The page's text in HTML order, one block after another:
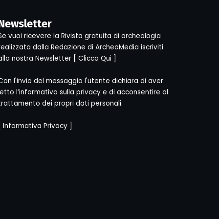
vuoi ricevere la Rivista gratuita di archeologia
dalla Redazione di ArcheoMedia iscriviti
nostra Newsletter [ Clicca Qui ]
l'invio del messaggio l'utente dichiara di aver
l’informativa sulla privacy e di acconsentire al
dei propri dati personali.
Informativa Privacy]